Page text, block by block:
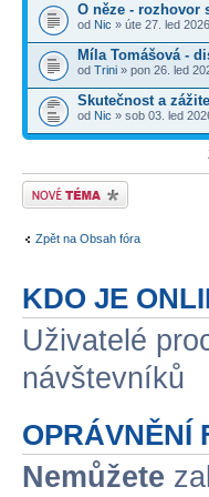
O něze - rozhovor
od Nic » úte 27. led
Míla Tomášová -
od Trini » pon 26. led
Skutečnost a
od Nic » sob 03. led
Odeslat nové téma
Zpět na Obsah fóra
KDO JE
Uživatelé
návštevníků
OPRÁVNĚNÍ
Nemůžete